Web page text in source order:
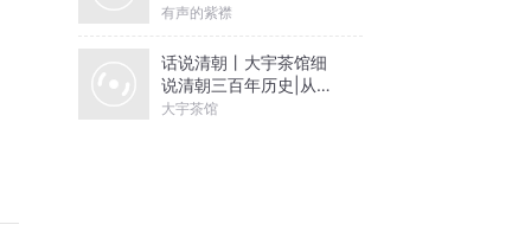
有声的紫襟
话说清朝丨大宇茶馆细
说清朝三百年历史|从努
尔哈赤到末代皇帝溥仪|
大宇茶馆